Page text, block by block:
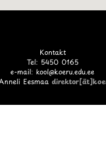
Kontakt
Tel: 5450 0165
e-mail: kool@koeru.edu.ee
Eesmaa